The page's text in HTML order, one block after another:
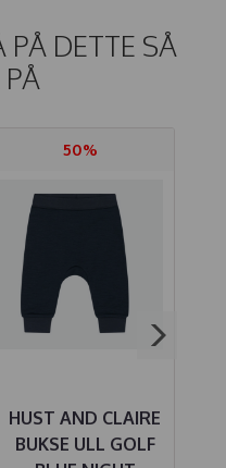
PÅ DETTE SÅ
50%
HUST AND CLAIRE
BUKSE ULL GOLF